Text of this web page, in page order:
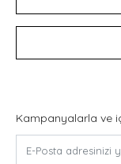
Kampanyalarla ve